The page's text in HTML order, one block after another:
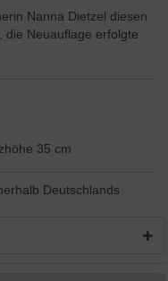
Nanna Dietzel diesen
die Neuauflage erfolgte
35 cm
Deutschlands